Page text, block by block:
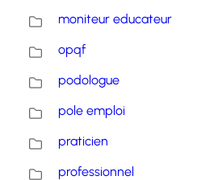
moniteur educateur
opqf
podologue
pole emploi
praticien
professionnel